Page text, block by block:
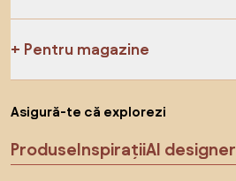
Pentru magazine
Asigură-te că explorezi
ProduseInspirațiiAI designer